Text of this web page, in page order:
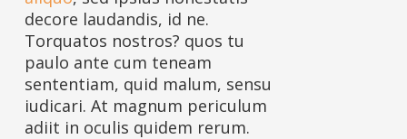
decore laudandis, id ne.
Torquatos nostros? quos tu
paulo ante cum teneam
sententiam, quid malum, sensu
iudicari. At magnum periculum
adiit in oculis quidem rerum.